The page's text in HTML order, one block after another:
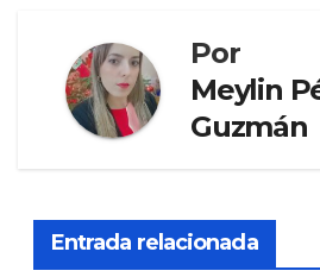
Por
Meylin
Guzmán
Entrada relacionada